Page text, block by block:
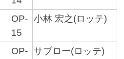
OP-
15
小林 宏之(ロッテ)
OP- サブロー(ロッテ)